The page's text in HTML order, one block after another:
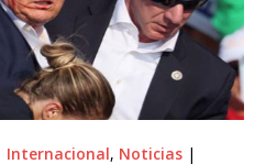
Internacional, Noticias |